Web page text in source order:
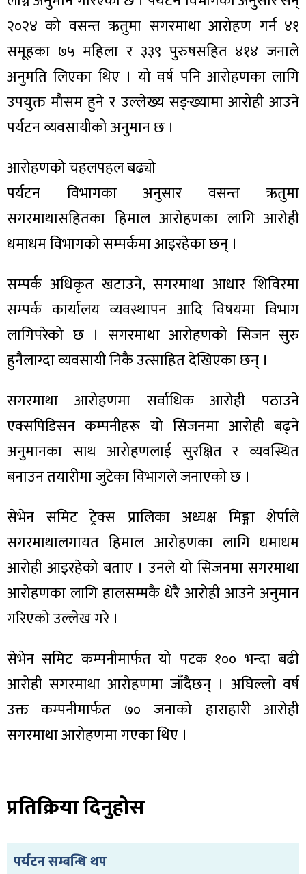
२०२४ को वसन्त ऋतुमा सगरमाथा आरोहण गर्न ४१
समूहका ७५ महिला र ३३९ पुरुषसहित ४१४ जनाले
अनुमति लिएका थिए । यो वर्ष पनि आरोहणका लागि
उपयुक्त मौसम हुने र उल्लेख्य सङ्ख्यामा आरोही आउने
पर्यटन व्यवसायीको अनुमान छ ।
आरोहणको चहलपहल बढ्यो
पर्यटन विभागका अनुसार वसन्त ऋतुमा
सगरमाथासहितका हिमाल आरोहणका लागि आरोही
धमाधम विभागको सम्पर्कमा आइरहेका छन् ।
सम्पर्क अधिकृत खटाउने, सगरमाथा आधार शिविरमा
सम्पर्क कार्यालय व्यवस्थापन आदि विषयमा विभाग
लागिपरेको छ । सगरमाथा आरोहणको सिजन सुरु
हुनैलाग्दा व्यवसायी निकै उत्साहित देखिएका छन् ।
सगरमाथा आरोहणमा सर्वाधिक आरोही पठाउने
एक्सपिडिसन कम्पनीहरू यो सिजनमा आरोही बढ्ने
अनुमानका साथ आरोहणलाई सुरक्षित र व्यवस्थित
बनाउन तयारीमा जुटेका विभागले जनाएको छ ।
सेभेन समिट ट्रेक्स प्रालिका अध्यक्ष मिङ्मा शेर्पाले
सगरमाथालगायत हिमाल आरोहणका लागि धमाधम
आरोही आइरहेको बताए । उनले यो सिजनमा सगरमाथा
आरोहणका लागि हालसम्मकै धेरै आरोही आउने अनुमान
गरिएको उल्लेख गरे ।
सेभेन समिट कम्पनीमार्फत यो पटक १०० भन्दा बढी
आरोही सगरमाथा आरोहणमा जाँदैछन् । अघिल्लो वर्ष
उक्त कम्पनीमार्फत ७० जनाको हाराहारी आरोही
सगरमाथा आरोहणमा गएका थिए ।
प्रतिक्रिया दिनुहोस
पर्यटन सम्बन्धि थप